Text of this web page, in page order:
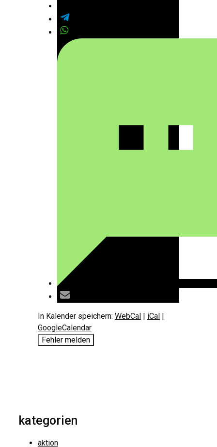
In Kalender speichern: WebCal | iCal |
GoogleCalendar
Fehler melden
kategorien
aktion